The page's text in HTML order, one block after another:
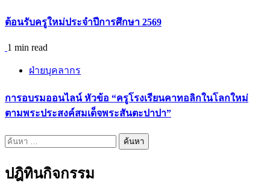
ต้อนรับครูใหม่ประจำปีการศึกษา 2569
1 min read
ฝ่ายบุคลากร
การอบรมออนไลน์ หัวข้อ “ครูโรงเรียนคาทอลิกในโลกใหม่
ตามพระประสงค์สมเด็จพระสันตะปาปา”
ค้นหา
ปฎิทินกิจกรรม